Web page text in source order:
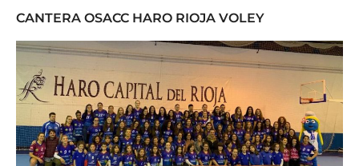
CANTERA OSACC HARO RIOJA VOLEY